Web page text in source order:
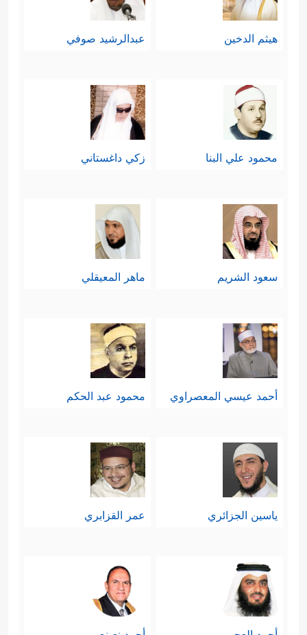
هيثم الدخين عبدالرشيد صوفي
محمود علي البنا زكي داغستاني
سعود الشريم ماهر المعيقلي
أحمد عيسي المعصراوي محمود عبد الحكم
ياسين الجزائري عمر القزابري